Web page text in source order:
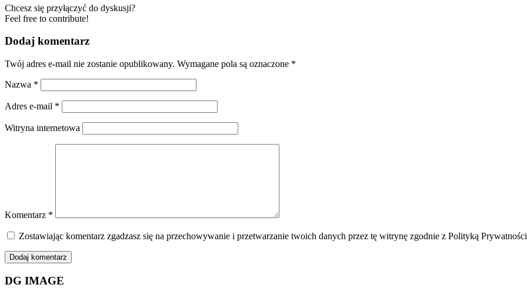
Chcesz się przyłączyć do dyskusji?
Feel free to contribute!
Dodaj komentarz
Twój adres e-mail nie zostanie opublikowany. Wymagane pola są oznaczone *
Nazwa *
Adres e-mail *
Witryna internetowa
Komentarz *
Zostawiając komentarz zgadzasz się na przechowywanie i przetwarzanie twoich danych przez tę witrynę zgodnie z Polityką
DG IMAGE